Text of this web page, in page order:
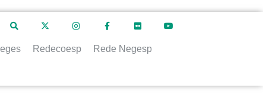
Redecoesp Rede Negesp